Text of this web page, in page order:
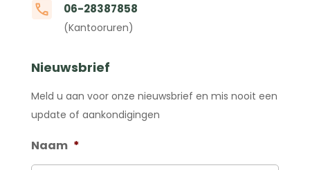
06-28387858
(Kantooruren)
Nieuwsbrief
Meld u aan voor onze nieuwsbrief en mis nooit een
update of aankondigingen
Naam *